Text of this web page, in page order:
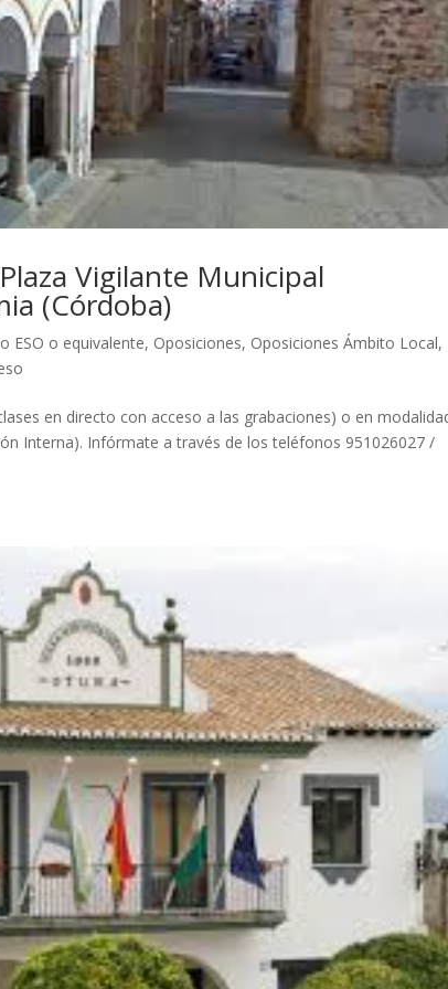
Vigilante Municipal
(Córdoba)
ESO o equivalente, Oposiciones, Oposiciones Ámbito Local,
en directo con acceso a las grabaciones) o en
Interna). Infórmate a través de los teléfonos 951026027 /